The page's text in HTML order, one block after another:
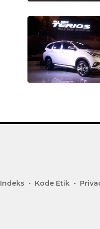
Indeks Kode Etik